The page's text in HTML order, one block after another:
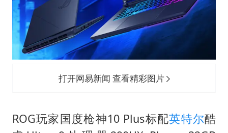
打开网易新闻 查看精彩图片
ROG玩家国度枪神10 Plus标配英特尔酷